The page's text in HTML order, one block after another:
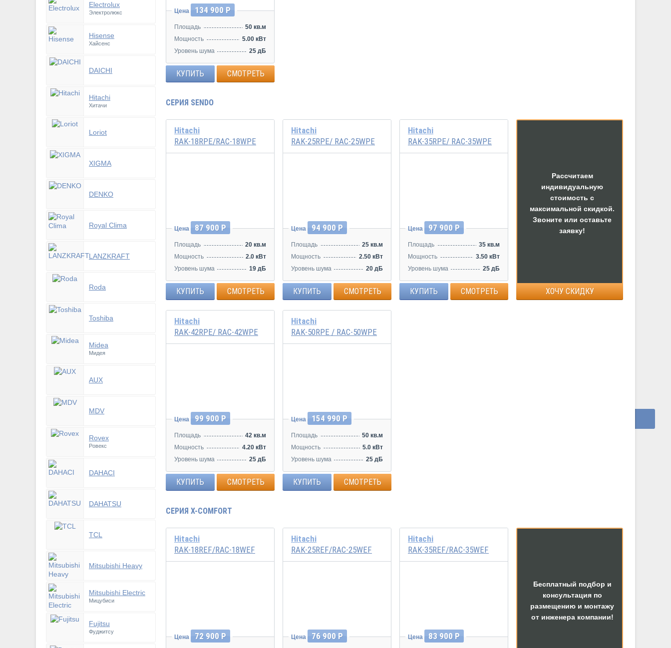
Цена 134 900 Р
Площадь
50 кв.м
Мощность
5.00 кВт
Уровень шума
25 дБ
КУПИТЬ СМОТРЕТЬ
СЕРИЯ SENDO
Hitachi
RAK-18RPE/RAC-18WPE
Цена 87 900 Р
Площадь
20 кв.м
Мощность
2.0 кВт
Уровень шума
19 дБ
КУПИТЬ СМОТРЕТЬ
Hitachi
RAK-25RPE/ RAC-25WPE
Цена 94 900 Р
Площадь
25 кв.м
Мощность
2.50 кВт
Уровень шума
20 дБ
КУПИТЬ СМОТРЕТЬ
Hitachi
RAK-35RPE/ RAC-35WPE
Цена 97 900 Р
Площадь
35 кв.м
Мощность
3.50 кВт
Уровень шума
25 дБ
КУПИТЬ СМОТРЕТЬ
Рассчитаем
индивидуальную
стоимость с
максимальной скидкой.
Звоните или оставьте
заявку!
ХОЧУ СКИДКУ
Hitachi
RAK-42RPE/ RAC-42WPE
Цена 99 900 Р
Площадь
42 кв.м
Мощность
4.20 кВт
Уровень шума
25 дБ
КУПИТЬ СМОТРЕТЬ
Hitachi
RAK-50RPE / RAC-50WPE
Цена 154 990 Р
Площадь
50 кв.м
Мощность
5.0 кВт
Уровень шума
25 дБ
КУПИТЬ СМОТРЕТЬ
СЕРИЯ X-COMFORT
Hitachi
RAK-18REF/RAC-18WEF
Цена 72 900 Р
Hitachi
RAK-25REF/RAC-25WEF
Цена 76 900 Р
Hitachi
RAK-35REF/RAC-35WEF
Цена 83 900 Р
Бесплатный подбор и
консультация по
размещению и монтажу
от инженера компании!
Electrolux
Электролюкс
Hisense
Хайсенс
DAICHI
Hitachi
Хитачи
Loriot
XIGMA
DENKO
Royal Clima
LANZKRAFT
Roda
Toshiba
Midea
Мидея
AUX
MDV
Rovex
Ровекс
DAHACI
DAHATSU
TCL
Mitsubishi Heavy
Mitsubishi Electric
Мицубиси
Fujitsu
Фуджитсу